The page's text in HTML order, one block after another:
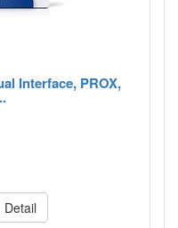
Interface, PROX,
Detail